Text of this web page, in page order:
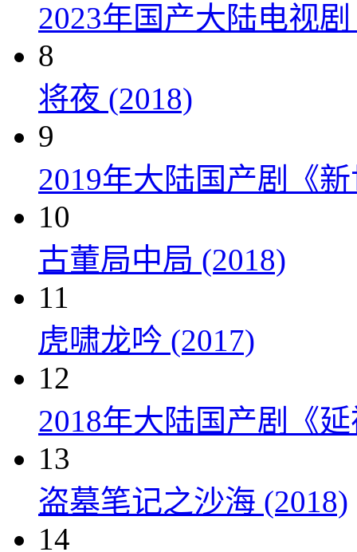
2023年国产大陆电视
8
将夜 (2018)
9
2019年大陆国产剧《
10
古董局中局 (2018)
11
虎啸龙吟 (2017)
12
2018年大陆国产剧《
13
盗墓笔记之沙海 (2018)
14